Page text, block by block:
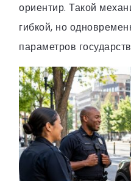
ориентир. Такой
гибкой, но
параметров